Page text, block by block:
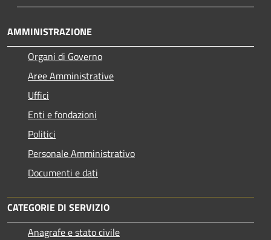
AMMINISTRAZIONE
Organi di Governo
Aree Amministrative
Uffici
Enti e fondazioni
Politici
Personale Amministrativo
Documenti e dati
CATEGORIE DI SERVIZIO
Anagrafe e stato civile